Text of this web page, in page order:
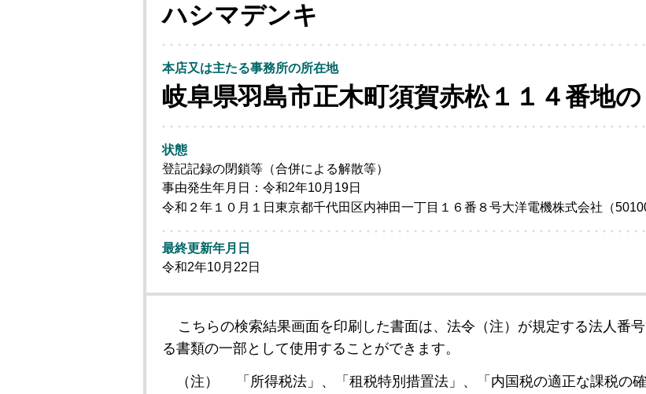
ハシマデンキ
本店又は主たる事務所の所在地
岐阜県羽島市正木町須賀赤松１１４番地の
状態
登記記録の閉鎖等（合併による解散等）
事由発生年月日：令和2年10月19日
令和２年１０月１日東京都千代田区内神田一丁目１６番８号大洋電機株式会社（
最終更新年月日
令和2年10月22日
こちらの検索結果画面を印刷した書面は、法令（注）が規定する法人番
る書類の一部として使用することができます。
（注）
「所得税法」、「租税特別措置法」、「内国税の適正な課税の